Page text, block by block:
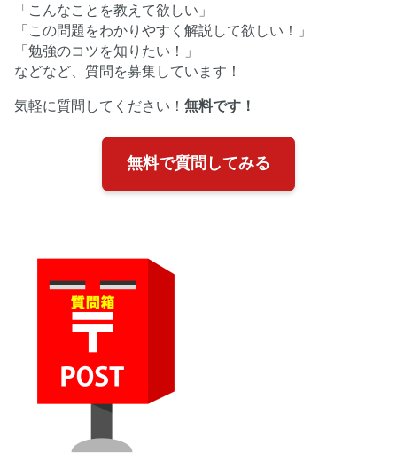
「こんなことを教えて欲しい」
「この問題をわかりやすく解説して欲しい！」
「勉強のコツを知りたい！」
などなど、質問を募集しています！
気軽に質問してください！無料です！
無料で質問してみる